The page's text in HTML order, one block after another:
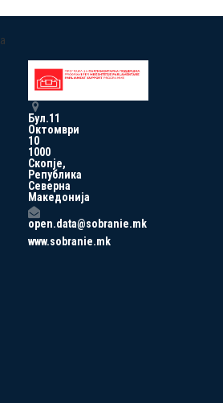
a
Бул.11
Октомври
10
1000
Скопје,
Република
Северна
Македонија
open.data@sobranie.mk
www.sobranie.mk